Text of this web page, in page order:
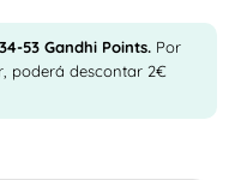
34-53 Gandhi Points. Por
poderá descontar 2€